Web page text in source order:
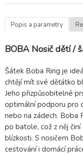
Popis a parametry
BOBA Nosič dětí /
Šátek Boba Ring je
chtějí mít své děťátko
Jeho přizpůsobitelné
optimální podporu pro
nebo na zádech. Boba
po batole, což z něj
blízkosti. S nosičem
cestování i domácí